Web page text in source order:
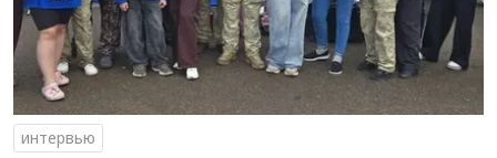
интервью